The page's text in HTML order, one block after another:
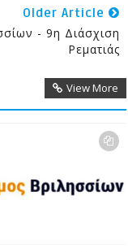
Older Article
- 9η Διάσχιση
Ρεματιάς
View More